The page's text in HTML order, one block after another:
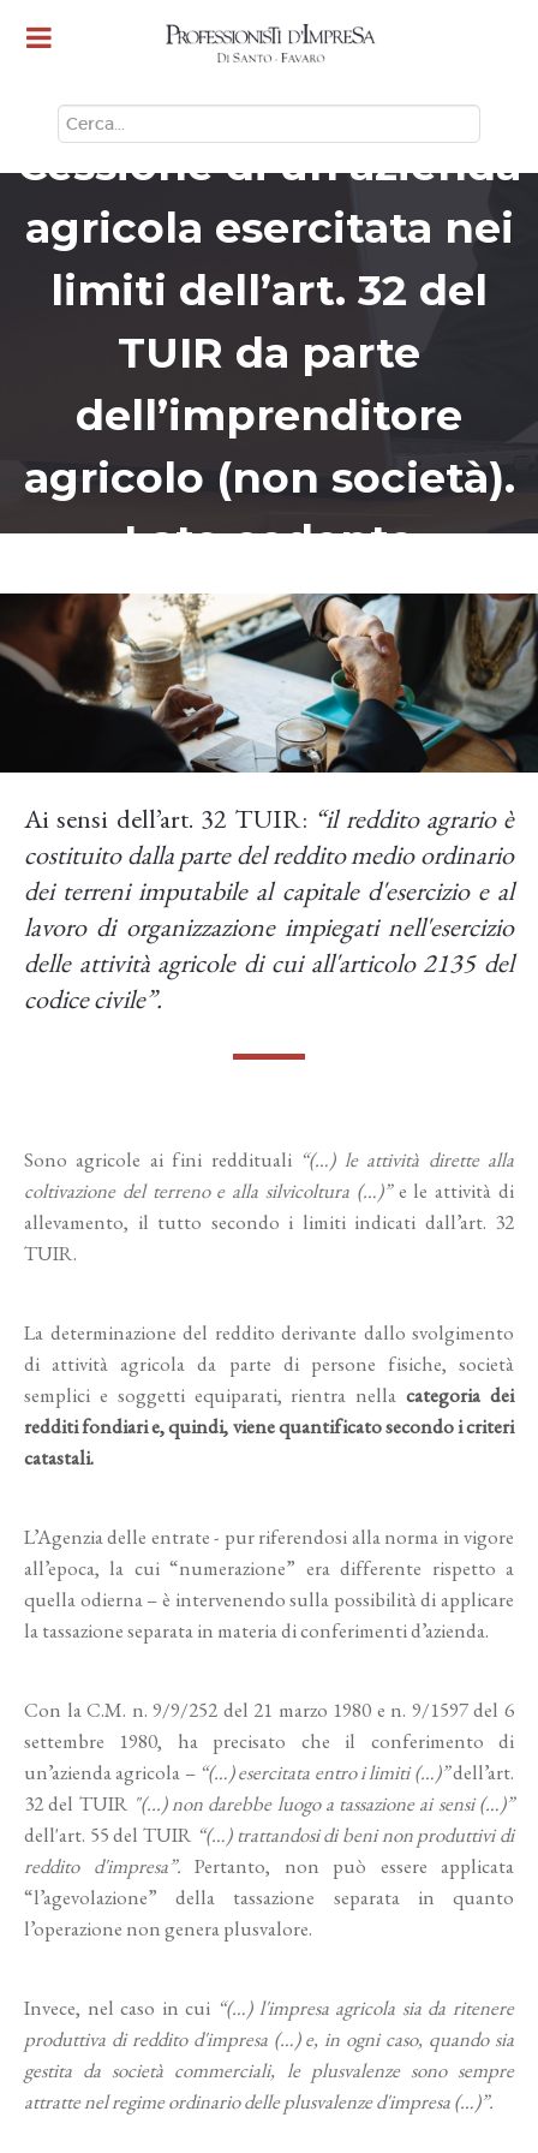
Cessione di un’azienda
agricola esercitata nei
limiti dell’art. 32 del
TUIR da parte
dell’imprenditore
agricolo (non società).
Lato cedente
Ai sensi dell’art. 32 TUIR: “il reddito agrario è
costituito dalla parte del reddito medio ordinario
dei terreni imputabile al capitale d'esercizio e al
lavoro di organizzazione impiegati nell'esercizio
delle attività agricole di cui all'articolo 2135 del
codice civile”.
Sono agricole ai fini reddituali “(…) le attività dirette alla
coltivazione del terreno e alla silvicoltura (…)”e le attività di
allevamento, il tutto secondo i limiti indicati dall’art. 32
TUIR.
La determinazione del reddito derivante dallo svolgimento
di attività agricola da parte di persone fisiche, società
semplici e soggetti equiparati, rientra nellacategoria dei
redditi fondiari e, quindi, viene quantificato secondo i criteri
catastali.
L’Agenzia delle entrate - pur riferendosi alla norma in vigore
all’epoca, la cui “numerazione” era differente rispetto a
quella odierna – è intervenendo sulla possibilità di applicare
la tassazione separata in materia di conferimenti d’azienda.
Con la C.M. n. 9/9/252 del 21 marzo 1980 e n. 9/1597 del 6
settembre 1980, ha precisato che il conferimento di
un’azienda agricola – “(…) esercitata entro i limiti (…)”dell’art.
32 del TUIR "(...) non darebbe luogo a tassazione ai sensi (…)”
dell'art. 55 del TUIR “(…) trattandosi di beni non produttivi di
reddito d'impresa”. Pertanto, non può essere applicata
“l’agevolazione” della tassazione separata in quanto
l’operazione non genera plusvalore.
Invece, nel caso in cui “(…) l'impresa agricola sia da ritenere
produttiva di reddito d'impresa (…) e, in ogni caso, quando sia
gestita da società commerciali, le plusvalenze sono sempre
attratte nel regime ordinario delle plusvalenze d'impresa (…)”.